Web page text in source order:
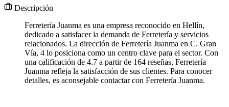
Descripción
Ferretería Juanma es una empresa reconocido en Hellín,
dedicado a satisfacer la demanda de Ferretería y servicios
relacionados. La dirección de Ferretería Juanma en C. Gran
Vía, 4 lo posiciona como un centro clave para el sector. Con
una calificación de 4.7 a partir de 164 reseñas, Ferretería
Juanma refleja la satisfacción de sus clientes. Para conocer
detalles, es aconsejable contactar con Ferretería Juanma.